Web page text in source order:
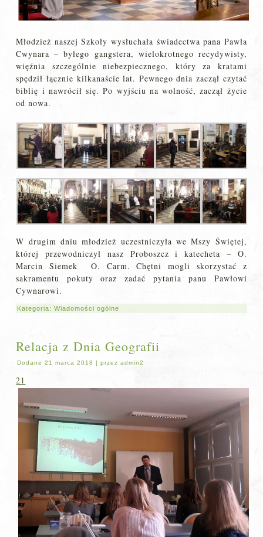
Młodzież naszej Szkoły wysłuchała świadectwa pana Pawła
Cwynara – byłego gangstera, wielokrotnego recydywisty,
więźnia szczególnie niebezpiecznego, który za kratami
spędził łącznie kilkanaście lat. Pewnego dnia zaczął czytać
biblię i nawrócił się. Po wyjściu na wolność, zaczął życie
od nowa.
W drugim dniu młodzież uczestniczyła we Mszy Świętej,
której przewodniczył nasz Proboszcz i katecheta – O.
Marcin Siemek O. Carm. Chętni mogli skorzystać z
sakramentu pokuty oraz zadać pytania panu Pawłowi
Cywnarowi.
Kategoria:Wiadomości ogólne
Relacja z Dnia Geografii
Dodane 21 marca 2018 |przez admin2
21